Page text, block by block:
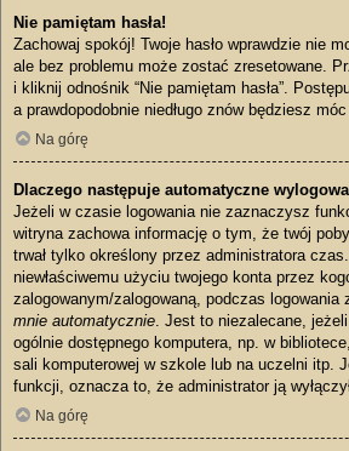
Nie pamiętam hasła!
Zachowaj spokój! Twoje hasło wprawdzie nie
ale bez problemu może zostać zresetowane.
i kliknij odnośnik “Nie pamiętam hasła”.
a prawdopodobnie niedługo znów będziesz
Na górę
Dlaczego następuje automatyczne
Jeżeli w czasie logowania nie zaznaczysz
witryna zachowa informację o tym, że twój
trwał tylko określony przez administratora
niewłaściwemu użyciu twojego konta przez
zalogowanym/zalogowaną, podczas logowania
mnie automatycznie . Jest to niezalecane,
ogólnie dostępnego komputera, np. w
sali komputerowej w szkole lub na uczelni itp.
funkcji, oznacza to, że administrator ją
Na górę